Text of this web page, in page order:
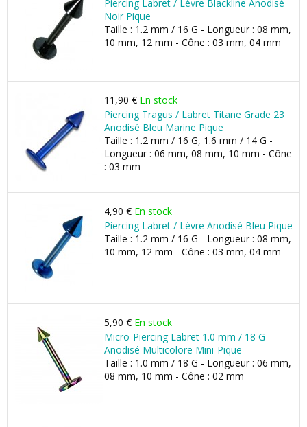
Piercing Labret / Lèvre Blackline Anodisé
Noir Pique
Taille : 1.2 mm / 16 G - Longueur : 08 mm,
10 mm, 12 mm - Cône : 03 mm, 04 mm
11,90 € En stock
Piercing Tragus / Labret Titane Grade 23
Anodisé Bleu Marine Pique
Taille : 1.2 mm / 16 G, 1.6 mm / 14 G -
Longueur : 06 mm, 08 mm, 10 mm - Cône
: 03 mm
4,90 € En stock
Piercing Labret / Lèvre Anodisé Bleu Pique
Taille : 1.2 mm / 16 G - Longueur : 08 mm,
10 mm, 12 mm - Cône : 03 mm, 04 mm
5,90 € En stock
Micro-Piercing Labret 1.0 mm / 18 G
Anodisé Multicolore Mini-Pique
Taille : 1.0 mm / 18 G - Longueur : 06 mm,
08 mm, 10 mm - Cône : 02 mm